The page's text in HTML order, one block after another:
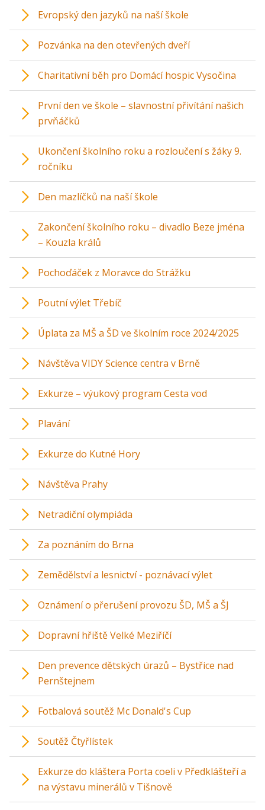
Evropský den jazyků na naší škole
Pozvánka na den otevřených dveří
Charitativní běh pro Domácí hospic Vysočina
První den ve škole – slavnostní přivítání našich
prvňáčků
Ukončení školního roku a rozloučení s žáky 9.
ročníku
Den mazlíčků na naší škole
Zakončení školního roku – divadlo Beze jména
– Kouzla králů
Pochoďáček z Moravce do Strážku
Poutní výlet Třebíč
Úplata za MŠ a ŠD ve školním roce 2024/2025
Návštěva VIDY Science centra v Brně
Exkurze – výukový program Cesta vod
Plavání
Exkurze do Kutné Hory
Návštěva Prahy
Netradiční olympiáda
Za poznáním do Brna
Zemědělství a lesnictví - poznávací výlet
Oznámení o přerušení provozu ŠD, MŠ a ŠJ
Dopravní hřiště Velké Meziříčí
Den prevence dětských úrazů – Bystřice nad
Pernštejnem
Fotbalová soutěž Mc Donald's Cup
Soutěž Čtyřlístek
Exkurze do kláštera Porta coeli v Předklášteří a
na výstavu minerálů v Tišnově